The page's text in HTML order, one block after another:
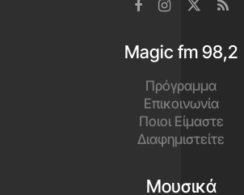
Magic fm 98,2
Πρόγραμμα
Επικοινωνία
Ποιοι Είμαστε
Διαφημιστείτε
Μουσικά